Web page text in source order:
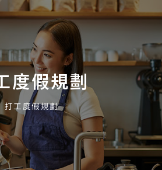
度假規劃
打工度假規劃